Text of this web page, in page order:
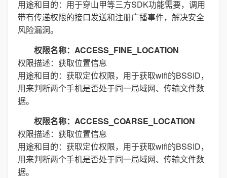
用途和目的：用于穿山甲等三方SDK功能需要，调用
带有传递权限的接口发送和注册广播事件，解决安全
风险漏洞。
权限名称：ACCESS_FINE_LOCATION
权限描述：获取位置信息
用途和目的：获取定位权限，用于获取wifi的BSSID，
用来判断两个手机是否处于同一局域网、传输文件数
据。
权限名称：ACCESS_COARSE_LOCATION
权限描述：获取位置信息
用途和目的：获取定位权限，用于获取wifi的BSSID，
用来判断两个手机是否处于同一局域网、传输文件数
据。